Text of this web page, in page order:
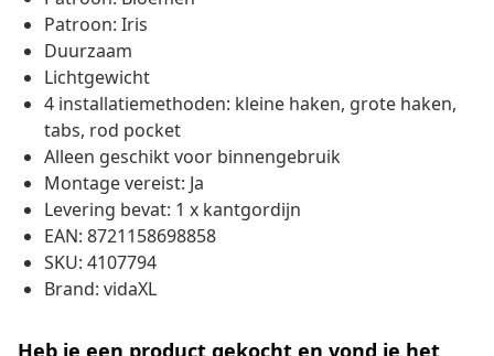
Patroon: Iris
Duurzaam
Lichtgewicht
4 installatiemethoden: kleine haken, grote haken,
tabs, rod pocket
Alleen geschikt voor binnengebruik
Montage vereist: Ja
Levering bevat: 1 x kantgordijn
EAN: 8721158698858
SKU: 4107794
Brand: vidaXL
Heb je een product gekocht en vond je het